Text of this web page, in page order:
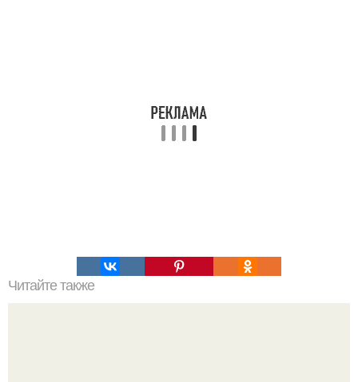
Читайте также